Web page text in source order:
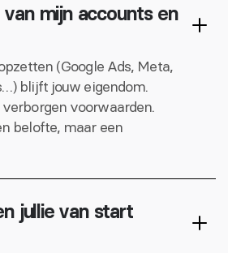
mijn accounts en
(Google Ads, Meta,
blijft jouw eigendom.
voorwaarden.
belofte, maar een
jullie van start